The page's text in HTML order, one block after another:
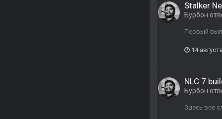
Stalker
Бурбон
Первый
14
NLC 7
Бурбон
Здесь все